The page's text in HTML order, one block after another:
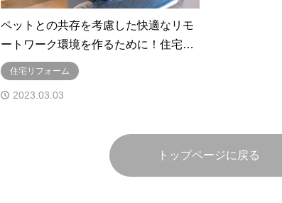
ペットとの共存を考慮した快適なリモ
ートワーク環境を作るために！住宅…
住宅リフォーム
2023.03.03
トップページに戻る